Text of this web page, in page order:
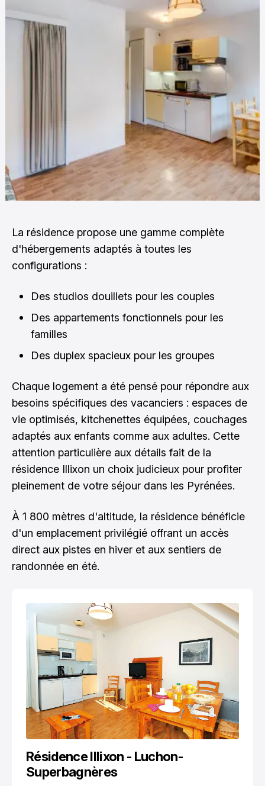
La résidence propose une gamme complète
d'hébergements adaptés à toutes les
configurations :
Des studios douillets pour les couples
Des appartements fonctionnels pour les
familles
Des duplex spacieux pour les groupes
Chaque logement a été pensé pour répondre aux
besoins spécifiques des vacanciers : espaces de
vie optimisés, kitchenettes équipées, couchages
adaptés aux enfants comme aux adultes. Cette
attention particulière aux détails fait de la
résidence Illixon un choix judicieux pour profiter
pleinement de votre séjour dans les Pyrénées.
À 1 800 mètres d'altitude, la résidence bénéficie
d'un emplacement privilégié offrant un accès
direct aux pistes en hiver et aux sentiers de
randonnée en été.
Résidence Illixon - Luchon-
Superbagnères